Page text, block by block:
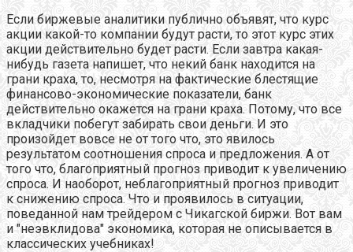
Если биржевые аналитики публично объявят, что курс
акции какой-то компании будут расти, то этот курс этих
акции действительно будет расти. Если завтра какая-
нибудь газета напишет, что некий банк находится на
грани краха, то, несмотря на фактические блестящие
финансово-экономические показатели, банк
действительно окажется на грани краха. Потому, что все
вкладчики побегут забирать свои деньги. И это
произойдет вовсе не от того что, это явилось
результатом соотношения спроса и предложения. А от
того что, благоприятный прогноз приводит к увеличению
спроса. И наоборот, неблагоприятный прогноз приводит
к снижению спроса. Что и проявилось в ситуации,
поведанной нам трейдером с Чикагской биржи. Вот вам
и "неэвклидова" экономика, которая не описывается в
классических учебниках!